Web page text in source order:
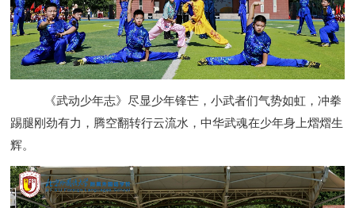
《武动少年志》尽显少年锋芒，小武者们气势如虹，冲拳
踢腿刚劲有力，腾空翻转行云流水，中华武魂在少年身上熠熠生
辉。